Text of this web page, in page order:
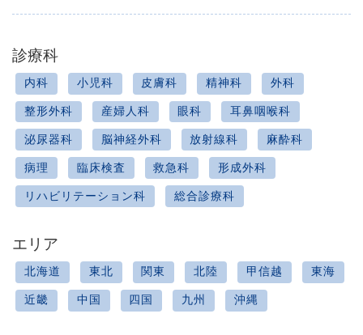
診療科
内科 小児科 皮膚科 精神科 外科
整形外科 産婦人科 眼科 耳鼻咽喉科
泌尿器科 脳神経外科 放射線科 麻酔科
病理 臨床検査 救急科 形成外科
リハビリテーション科 総合診療科
エリア
北海道 東北 関東 北陸 甲信越 東海
近畿 中国 四国 九州 沖縄